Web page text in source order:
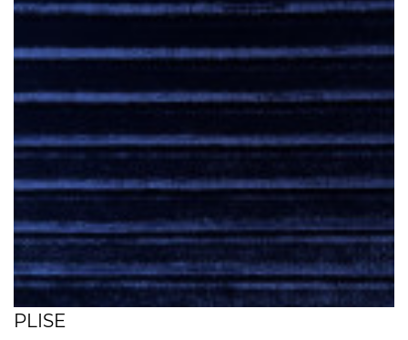
PLISE